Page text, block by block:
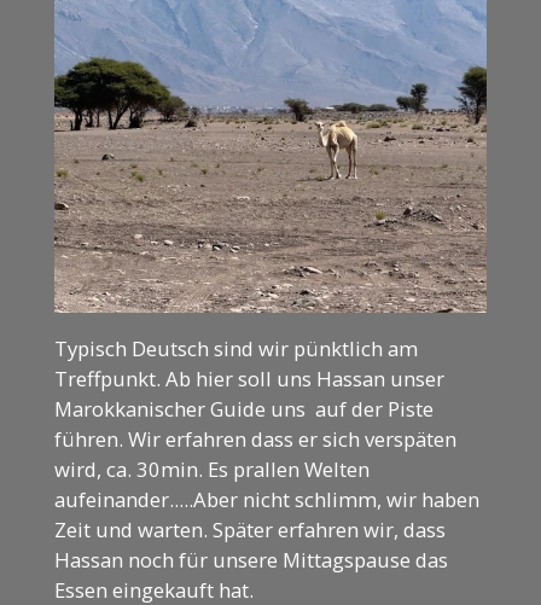
Typisch Deutsch sind wir pünktlich am
Treffpunkt. Ab hier soll uns Hassan unser
Marokkanischer Guide uns auf der Piste
führen. Wir erfahren dass er sich verspäten
wird, ca. 30min. Es prallen Welten
aufeinander.....Aber nicht schlimm, wir haben
Zeit und warten. Später erfahren wir, dass
Hassan noch für unsere Mittagspause das
Essen eingekauft hat.